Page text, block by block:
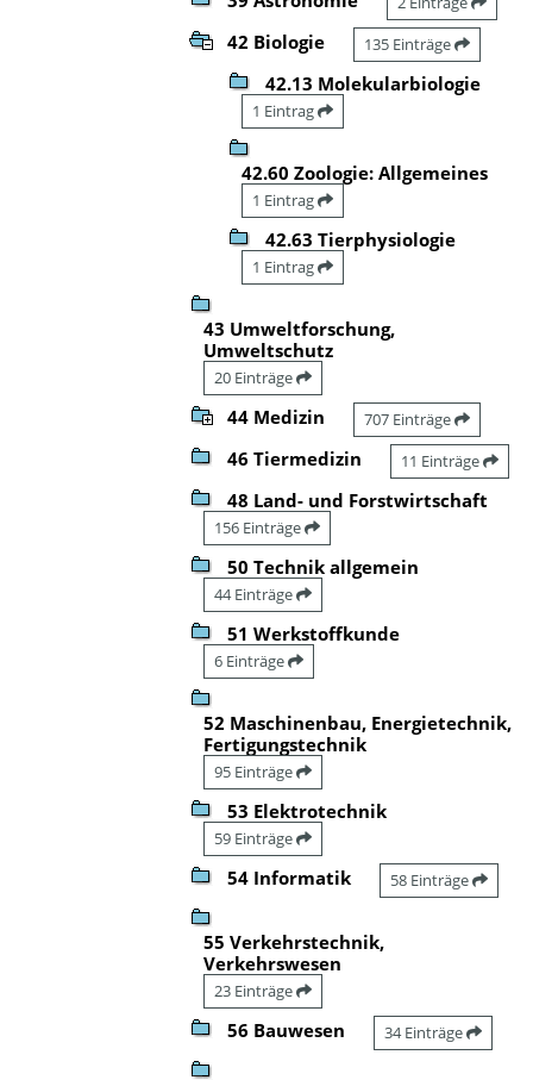
42 Biologie 135 Einträge
42.13 Molekularbiologie
1 Eintrag
42.60 Zoologie: Allgemeines
1 Eintrag
42.63 Tierphysiologie
1 Eintrag
43 Umweltforschung,
Umweltschutz
20 Einträge
44 Medizin 707 Einträge
46 Tiermedizin 11 Einträge
48 Land- und Forstwirtschaft
156 Einträge
50 Technik allgemein
44 Einträge
51 Werkstoffkunde
6 Einträge
52 Maschinenbau, Energietechnik,
Fertigungstechnik
95 Einträge
53 Elektrotechnik
59 Einträge
54 Informatik 58 Einträge
55 Verkehrstechnik,
Verkehrswesen
23 Einträge
56 Bauwesen 34 Einträge